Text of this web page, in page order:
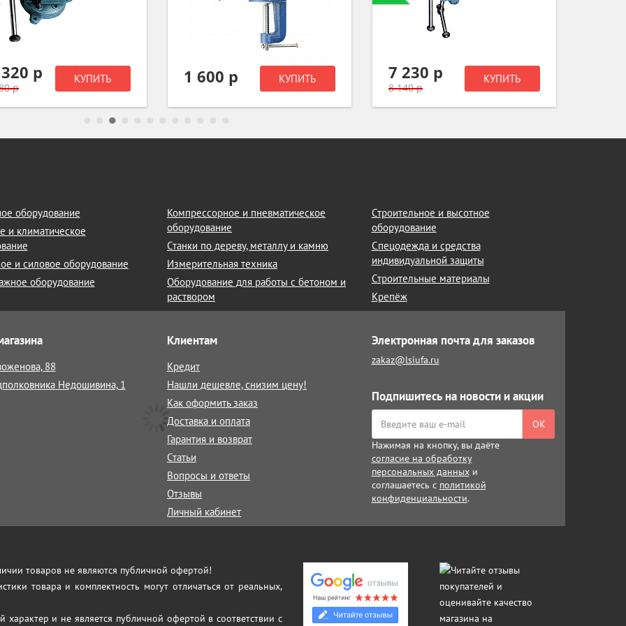
р
р
КУПИТЬ 1 600 р КУПИТЬ 7 230 р
8 140 р
КУПИТЬ
оборудование
и климатическое
и силовое оборудование
оборудование
Компрессорное и пневматическое
оборудование
Станки по дереву, металлу и камню
Измерительная техника
Оборудование для работы с бетоном и
раствором
Строительное и высотное
оборудование
Спецодежда и средства
индивидуальной защиты
Строительные материалы
Крепёж
88
Недошивина, 1
Клиентам
Кредит
Нашли дешевле, снизим цену!
Как оформить заказ
Доставка и оплата
Гарантия и возврат
Статьи
Вопросы и ответы
Отзывы
Личный кабинет
Электронная почта для заказов
zakaz@lsiufa.ru
Подпишитесь на новости и акции
ОК
Нажимая на кнопку, вы даёте
согласие на обработку
персональных данныхи
соглашаетесь с политикой
конфиденциальности.
товаров не являются публичной офертой!
товара и комплектность могут отличаться от реальных,
и не является публичной офертой в соответствии с